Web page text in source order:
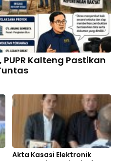
PUPR Kalteng Pastikan
Akta Kasasi Elektronik